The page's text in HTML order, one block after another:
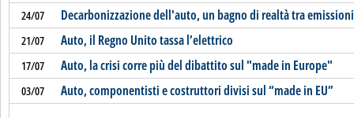
24/07 Decarbonizzazione dell'auto, un bagno di realtà tra
21/07 Auto, il Regno Unito tassa l’elettrico
17/07 Auto, la crisi corre più del dibattito sul "made in Europe"
03/07 Auto, componentisti e costruttori divisi sul “made in EU”